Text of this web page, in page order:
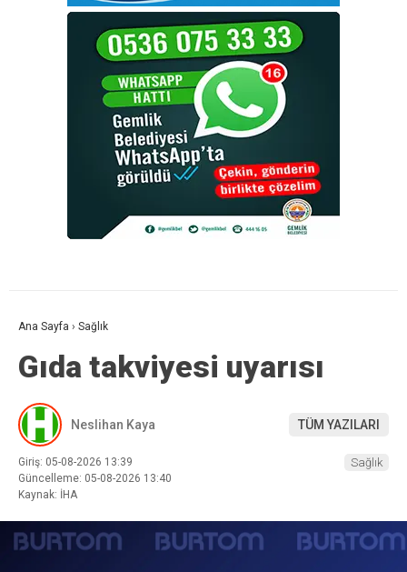
Ana Sayfa › Sağlık
Gıda takviyesi uyarısı
Neslihan Kaya TÜM YAZILARI
Giriş: 05-08-2026 13:39
Güncelleme: 05-08-2026 13:40
Kaynak: İHA
Sağlık